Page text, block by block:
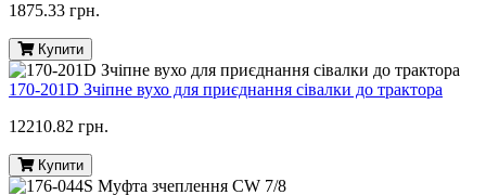
1875.33 грн.
Купити
170-201D Зчіпне вухо для приєднання сівалки до трактора
12210.82 грн.
Купити